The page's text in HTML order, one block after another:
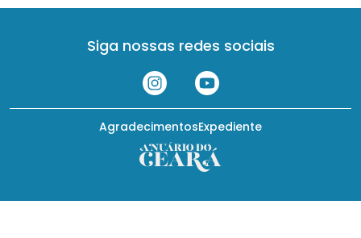
Siga nossas redes sociais
Expediente
Agradecimentos